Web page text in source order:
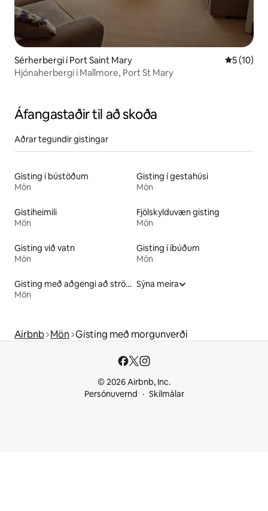
Sérherbergi í Port Saint Mary 5 af 5 í
5 (10)
Hjónaherbergi í Mallmore, Port St Mary
Áfangastaðir til að skoða
Aðrar tegundir gistingar
Gisting í bústöðum
Mön
Gisting í gestahúsi
Mön
Gistiheimili
Mön
Fjölskylduvæn gisting
Mön
Gisting við vatn
Mön
Gisting í íbúðum
Mön
Gisting með aðgengi að strönd
Mön
Sýna meira
Airbnb Mön Gisting með morgunverði
© 2026 Airbnb, Inc.
Persónuvernd
Skilmálar